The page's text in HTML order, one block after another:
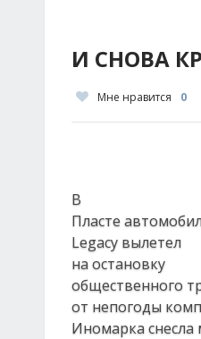
И СНОВА
Мне нравится 0
В
Пласте
Legacy вылетел
на остановку
общественного
от непогоды
Иномарка снесла